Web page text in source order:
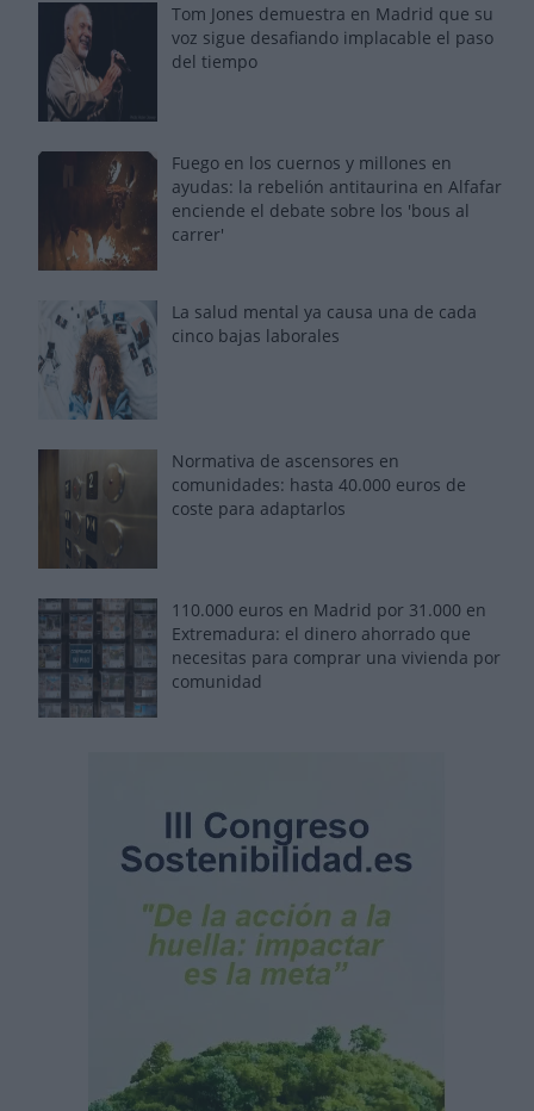
Tom Jones demuestra en Madrid que su
voz sigue desafiando implacable el paso
del tiempo
Fuego en los cuernos y millones en
ayudas: la rebelión antitaurina en Alfafar
enciende el debate sobre los 'bous al
carrer'
La salud mental ya causa una de cada
cinco bajas laborales
Normativa de ascensores en
comunidades: hasta 40.000 euros de
coste para adaptarlos
110.000 euros en Madrid por 31.000 en
Extremadura: el dinero ahorrado que
necesitas para comprar una vivienda por
comunidad